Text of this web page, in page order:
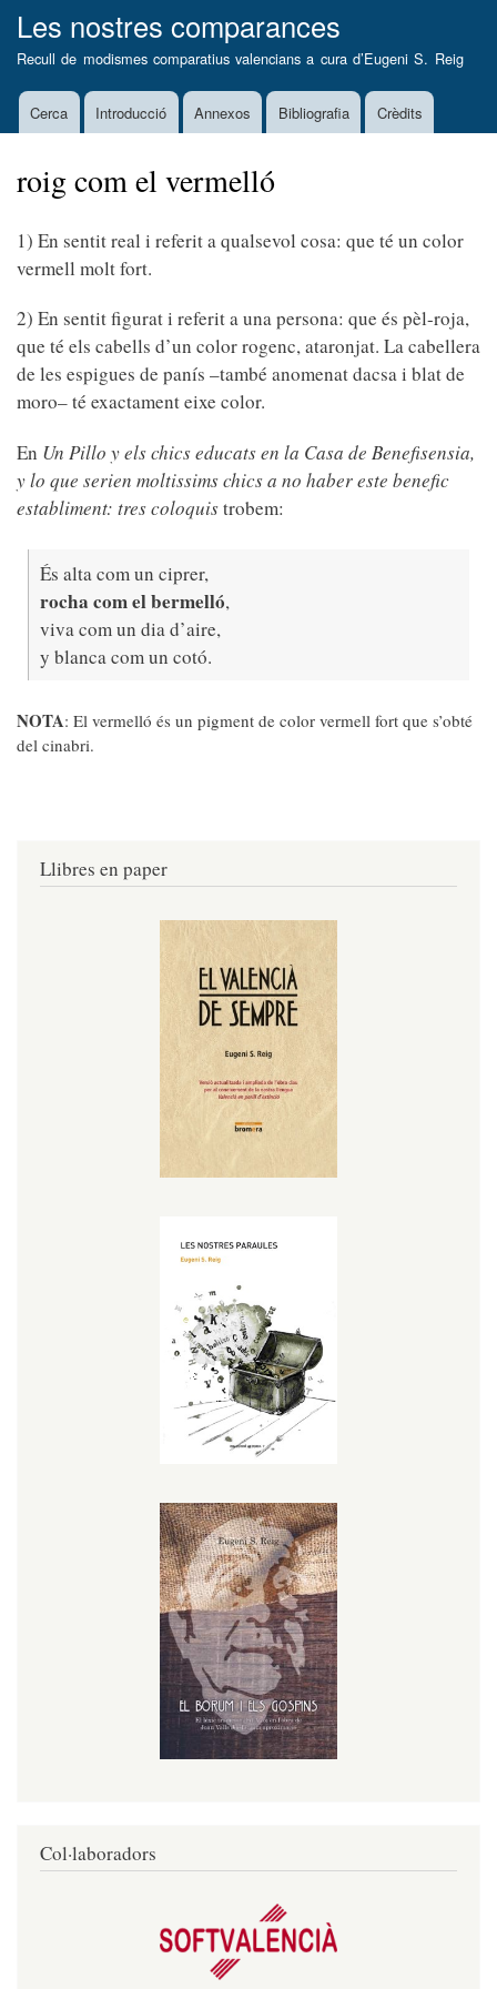
al
contingut
Les nostres comparances
Recull de modismes comparatius valencians a cura d’Eugeni S. Reig
MainCerca Introducció Annexos Bibliografia Crèdits
roig com el vermelló
1) En sentit real i referit a qualsevol cosa: que té un color
vermell molt fort.
2) En sentit figurat i referit a una persona: que és pèl-roja,
que té els cabells d’un color rogenc, ataronjat. La cabellera
de les espigues de panís –també anomenat dacsa i blat de
moro– té exactament eixe color.
En Un Pillo y els chics educats en la Casa de Benefisensia,
y lo que serien moltissims chics a no haber este benefic
establiment: tres coloquistrobem:
És alta com un ciprer,
rocha com el bermelló,
viva com un dia d’aire,
y blanca com un cotó.
NOTA: El vermelló és un pigment de color vermell fort que s’obté
del cinabri.
Llibres en paper
Col·laboradors